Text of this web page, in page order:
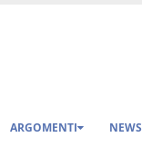
ARGOMENTI NEWS